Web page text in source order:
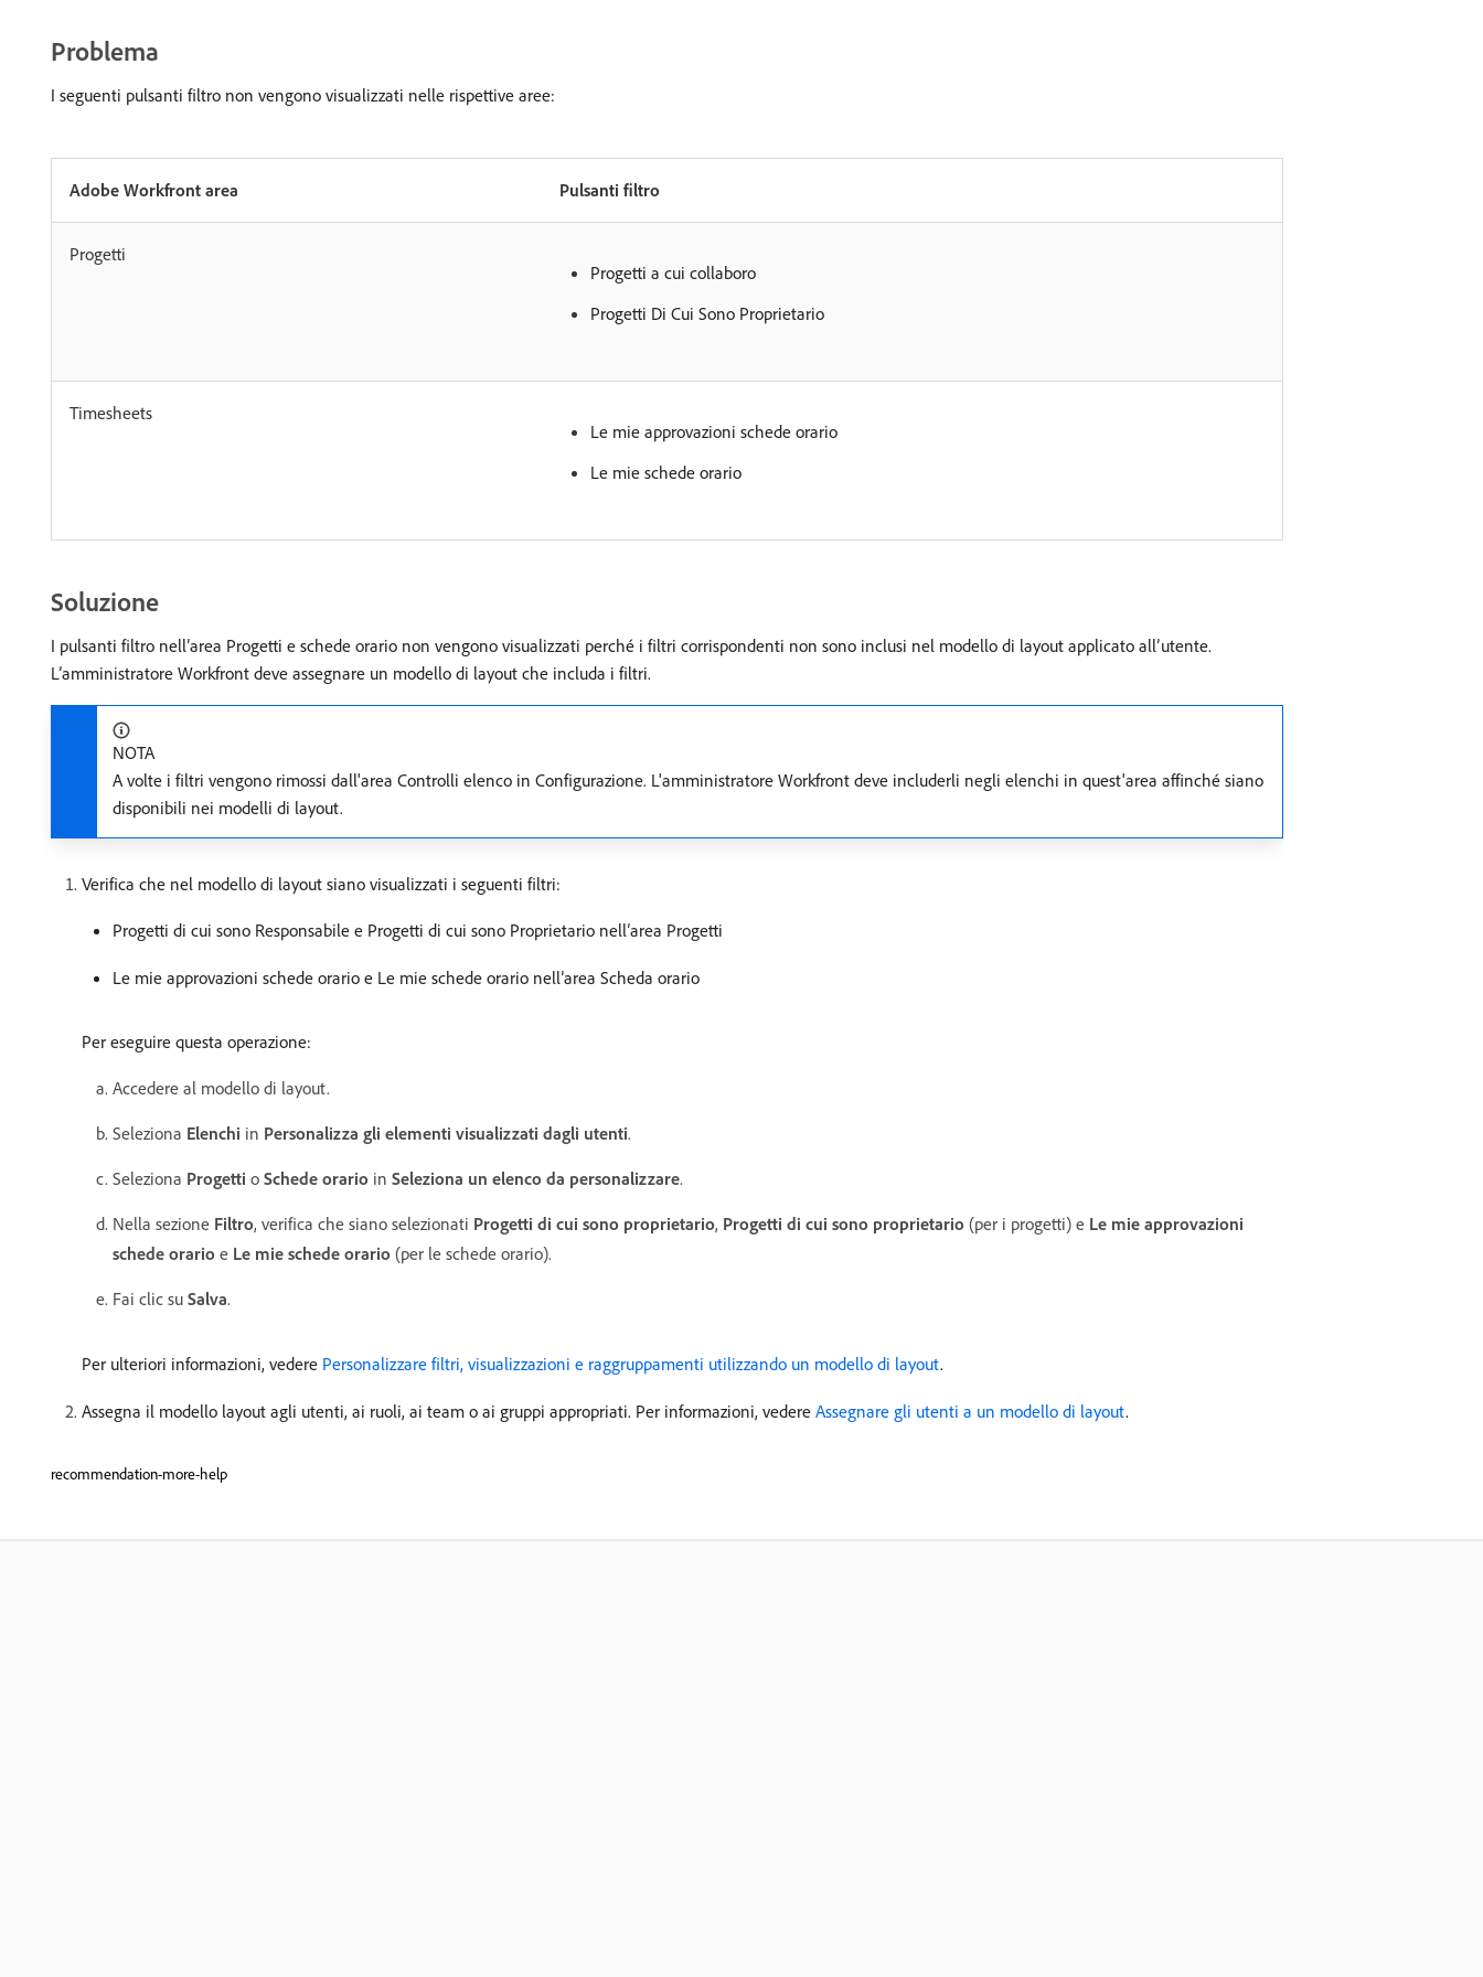
Problema
I seguenti pulsanti filtro non vengono visualizzati nelle rispettive aree:
Adobe Workfront area Pulsanti filtro
Progetti
Progetti a cui collaboro
Progetti Di Cui Sono Proprietario
Timesheets
Le mie approvazioni schede orario
Le mie schede orario
Soluzione
I pulsanti filtro nell’area Progetti e schede orario non vengono visualizzati perché i filtri corrispondenti non sono inclusi nel modello di layout applicato all’utente.
L’amministratore Workfront deve assegnare un modello di layout che includa i filtri.
NOTA
A volte i filtri vengono rimossi dall'area Controlli elenco in Configurazione. L'amministratore Workfront deve includerli negli elenchi in quest'area affinché siano
disponibili nei modelli di layout.
Verifica che nel modello di layout siano visualizzati i seguenti filtri:
Progetti di cui sono Responsabile e Progetti di cui sono Proprietario nell’area Progetti
Le mie approvazioni schede orario e Le mie schede orario nell’area Scheda orario
Per eseguire questa operazione:
Accedere al modello di layout.
Seleziona Elenchi in Personalizza gli elementi visualizzati dagli utenti.
Seleziona Progetti o Schede orario in Seleziona un elenco da personalizzare.
Nella sezione Filtro, verifica che siano selezionati Progetti di cui sono proprietario, Progetti di cui sono proprietario (per i progetti) e Le mie approvazioni
schede orario e Le mie schede orario (per le schede orario).
Fai clic su Salva.
Per ulteriori informazioni, vedere Personalizzare filtri, visualizzazioni e raggruppamenti utilizzando un modello di layout.
Assegna il modello layout agli utenti, ai ruoli, ai team o ai gruppi appropriati. Per informazioni, vedere Assegnare gli utenti a un modello di layout.
recommendation-more-help